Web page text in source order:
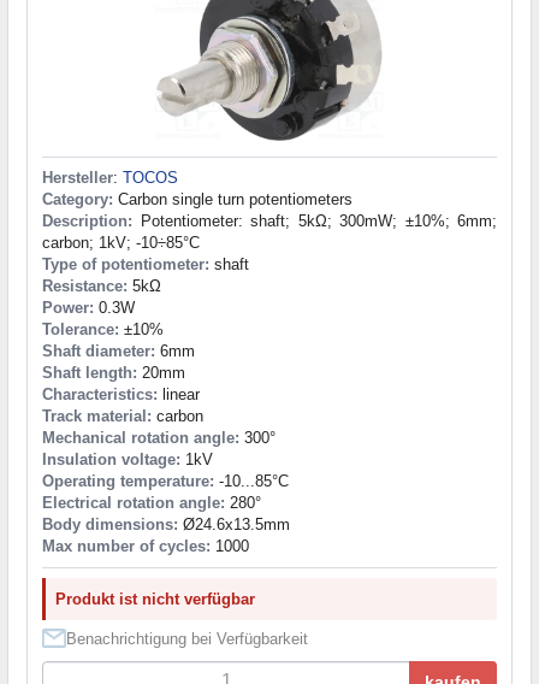
Hersteller: TOCOS
Category: Carbon single turn potentiometers
Description: Potentiometer: shaft; 5kΩ; 300mW; ±10%; 6mm;
carbon; 1kV; -10÷85°C
Type of potentiometer: shaft
Resistance: 5kΩ
Power: 0.3W
Tolerance: ±10%
Shaft diameter: 6mm
Shaft length: 20mm
Characteristics: linear
Track material: carbon
Mechanical rotation angle: 300°
Insulation voltage: 1kV
Operating temperature: -10...85°C
Electrical rotation angle: 280°
Body dimensions: Ø24.6x13.5mm
Max number of cycles: 1000
Produkt ist nicht verfügbar
Benachrichtigung bei Verfügbarkeit